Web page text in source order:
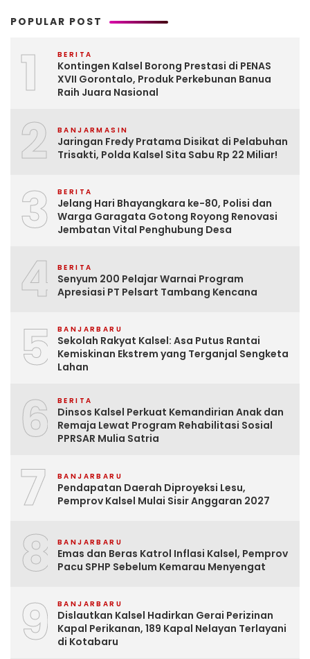
POPULAR POST
1 BERITA
Kontingen Kalsel Borong Prestasi di PENAS
XVII Gorontalo, Produk Perkebunan Banua
Raih Juara Nasional
2 BANJARMASIN
Jaringan Fredy Pratama Disikat di Pelabuhan
Trisakti, Polda Kalsel Sita Sabu Rp 22 Miliar!
3 BERITA
Jelang Hari Bhayangkara ke-80, Polisi dan
Warga Garagata Gotong Royong Renovasi
Jembatan Vital Penghubung Desa
4 BERITA
Senyum 200 Pelajar Warnai Program
Apresiasi PT Pelsart Tambang Kencana
5 BANJARBARU
Sekolah Rakyat Kalsel: Asa Putus Rantai
Kemiskinan Ekstrem yang Terganjal Sengketa
Lahan
6 BERITA
Dinsos Kalsel Perkuat Kemandirian Anak dan
Remaja Lewat Program Rehabilitasi Sosial
PPRSAR Mulia Satria
7 BANJARBARU
Pendapatan Daerah Diproyeksi Lesu,
Pemprov Kalsel Mulai Sisir Anggaran 2027
8 BANJARBARU
Emas dan Beras Katrol Inflasi Kalsel, Pemprov
Pacu SPHP Sebelum Kemarau Menyengat
9 BANJARBARU
Dislautkan Kalsel Hadirkan Gerai Perizinan
Kapal Perikanan, 189 Kapal Nelayan Terlayani
di Kotabaru